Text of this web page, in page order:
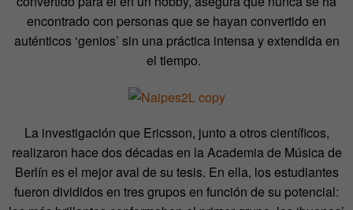
encontrado con personas que se hayan convertido en
auténticos ‘genios’ sin una práctica intensa y extendida en
el tiempo.
La investigación que Ericsson, junto a otros científicos,
realizaron hace dos décadas en la Academia de Música de
Berlín es el mejor aval de su tesis. En ella, los estudiantes
fueron divididos en tres grupos en función de su potencial: